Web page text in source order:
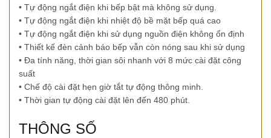
• Tự động ngắt điện khi bếp bật mà không sử dụng.
• Tự động ngắt điện khi nhiệt độ bề mặt bếp quá cao
• Tự động ngắt điện khi sử dụng nguồn điện không ổn định
• Thiết kế đèn cảnh báo bếp vẫn còn nóng sau khi sử dụng
• Đa tính năng, thời gian sôi nhanh với 8 mức cài đặt công
suất
• Chế độ cài đặt hẹn giờ tắt tự động thông minh.
• Thời gian tự động cài đặt lên đến 480 phút.
THÔNG SỐ